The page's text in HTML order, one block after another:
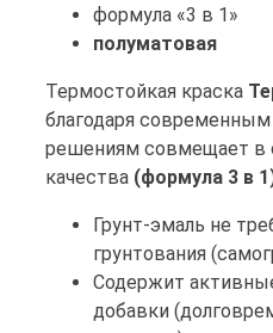
формула «3 в 1»
полуматовая
Термостойкая краска
благодаря
решениям совмещает в
качества (формула 3 в
Грунт-эмаль не
грунтования
Содержит
добавки